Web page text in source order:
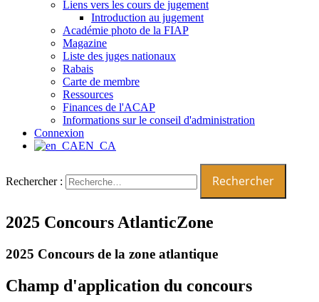
Liens vers les cours de jugement
Introduction au jugement
Académie photo de la FIAP
Magazine
Liste des juges nationaux
Rabais
Carte de membre
Ressources
Finances de l'ACAP
Informations sur le conseil d'administration
Connexion
EN_CA
Rechercher :
2025 Concours AtlanticZone
2025 Concours de la zone atlantique
Champ d'application du concours